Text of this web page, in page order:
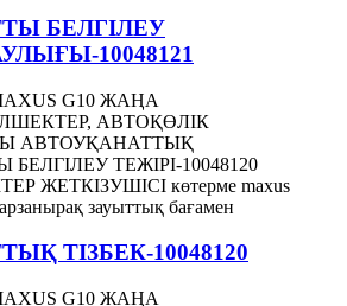
БЕЛГІЛЕУ
10048121
ТІЗБЕК-10048120